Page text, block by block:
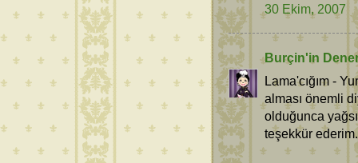
30 Ekim, 2007
Burçin'in
Lama'cığım -
alması önemli
olduğunca
teşekkür